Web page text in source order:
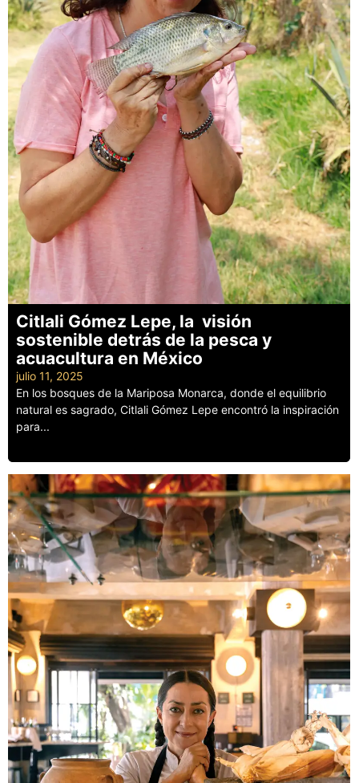
Citlali Gómez Lepe, la visión
sostenible detrás de la pesca y
acuacultura en México
julio 11, 2025
En los bosques de la Mariposa Monarca, donde el equilibrio
natural es sagrado, Citlali Gómez Lepe encontró la inspiración
para...